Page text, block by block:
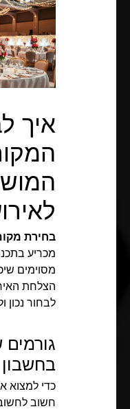
איך
בחירת
מכריע
מסוימים
הצלחת
לבחור נכון
בחשבון
כדי למצוא
חשוב